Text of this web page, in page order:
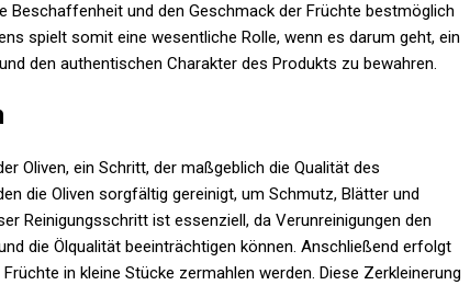
Beschaffenheit und den Geschmack der Früchte bestmöglich
spielt somit eine wesentliche Rolle, wenn es darum geht, ein
den authentischen Charakter des Produkts zu bewahren.
Oliven, ein Schritt, der maßgeblich die Qualität des
die Oliven sorgfältig gereinigt, um Schmutz, Blätter und
Reinigungsschritt ist essenziell, da Verunreinigungen den
die Ölqualität beeinträchtigen können. Anschließend erfolgt
in kleine Stücke zermahlen werden. Diese Zerkleinerung